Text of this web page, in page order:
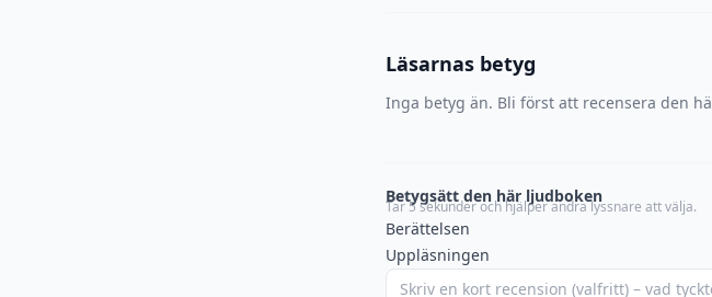
Läsarnas betyg
Inga betyg än. Bli först att recensera den
Betygsätt den här ljudboken
Tar 5 sekunder och hjälper andra lyssnare att välja.
Berättelsen
Uppläsningen